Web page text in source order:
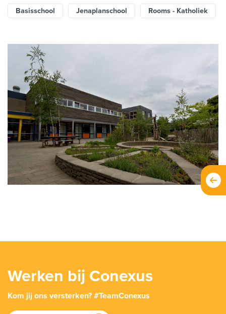
Basisschool Jenaplanschool Rooms - Katholiek
Werken bij Conexus
Kom jij ons versterken? #TeamConexus